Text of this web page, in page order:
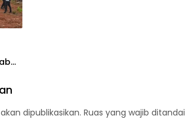
dipublikasikan. Ruas yang wajib ditandai